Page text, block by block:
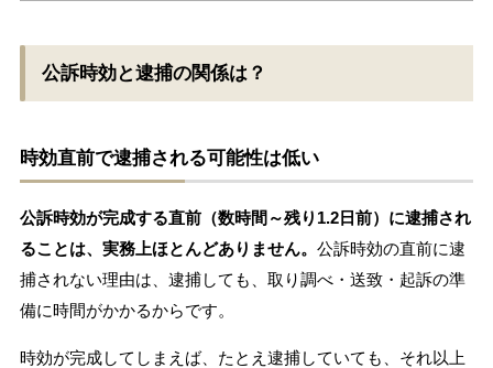
公訴時効と逮捕の関係は？
時効直前で逮捕される可能性は低い
公訴時効が完成する直前（数時間～残り1.2日前）に逮捕され
ることは、実務上ほとんどありません。 公訴時効の直前に逮
捕されない理由は、逮捕しても、取り調べ・送致・起訴の準
備に時間がかかるからです。
時効が完成してしまえば、たとえ逮捕していても、それ以上